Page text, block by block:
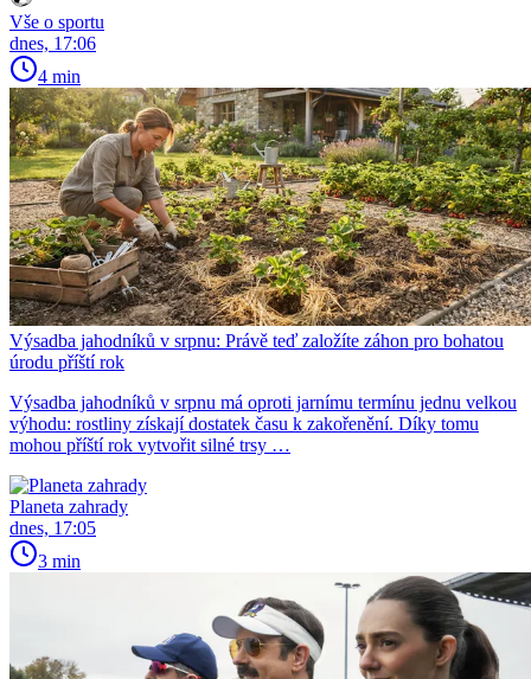
Vše o sportu
dnes, 17:06
4 min
Výsadba jahodníků v srpnu: Právě teď založíte záhon pro bohatou
úrodu příští rok
Výsadba jahodníků v srpnu má oproti jarnímu termínu jednu velkou
výhodu: rostliny získají dostatek času k zakořenění. Díky tomu
mohou příští rok vytvořit silné trsy …
Planeta zahrady
dnes, 17:05
3 min